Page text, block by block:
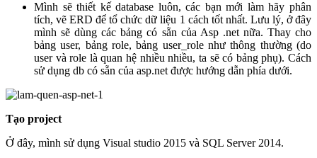
Mình sẽ thiết kế database luôn, các bạn mới làm hãy phân
tích, vẽ ERD để tổ chức dữ liệu 1 cách tốt nhất. Lưu lý, ở đây
mình sẽ dùng các bảng có sẵn của Asp .net nữa. Thay cho
bảng user, bảng role, bảng user_role như thông thường (do
user và role là quan hệ nhiều nhiều, ta sẽ có bảng phụ). Cách
sử dụng db có sẵn của asp.net được hướng dẫn phía dưới.
Tạo project
Ở đây, mình sử dụng Visual studio 2015 và SQL Server 2014.